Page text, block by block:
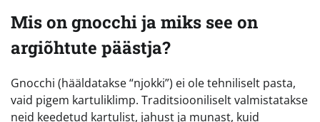
Mis on gnocchi ja miks see on
argiõhtute päästja?
Gnocchi (hääldatakse “njokki”) ei ole tehniliselt pasta,
vaid pigem kartuliklimp. Traditsiooniliselt valmistatakse
neid keedetud kartulist, jahust ja munast, kuid